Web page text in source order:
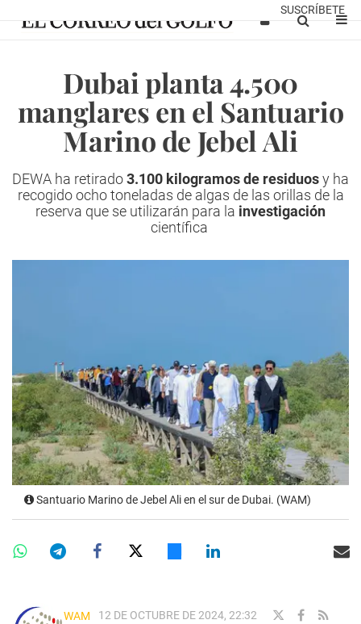
SUSCRÍBETE
Dubai planta 4.500
manglares en el Santuario
Marino de Jebel Ali
DEWA ha retirado3.100 kilogramos de residuosy ha
recogido ocho toneladas de algas de las orillas de la
reserva que se utilizarán para la investigación
científica
Santuario Marino de Jebel Ali en el sur de Dubai. (WAM)
WAM 12 DE OCTUBRE DE 2024, 22:32